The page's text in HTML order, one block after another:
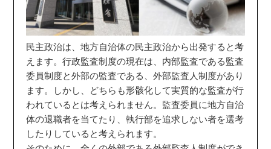
民主政治は、地方自治体の民主政治から出発すると考
えます。行政監査制度の現在は、内部監査である監査
委員制度と外部の監査である、外部監査人制度があり
ます。しかし、どちらも形骸化して実質的な監査が行
われているとは考えられません。監査委員に地方自治
体の退職者を当てたり、執行部を追求しない者を選考
したりしていると考えられます。